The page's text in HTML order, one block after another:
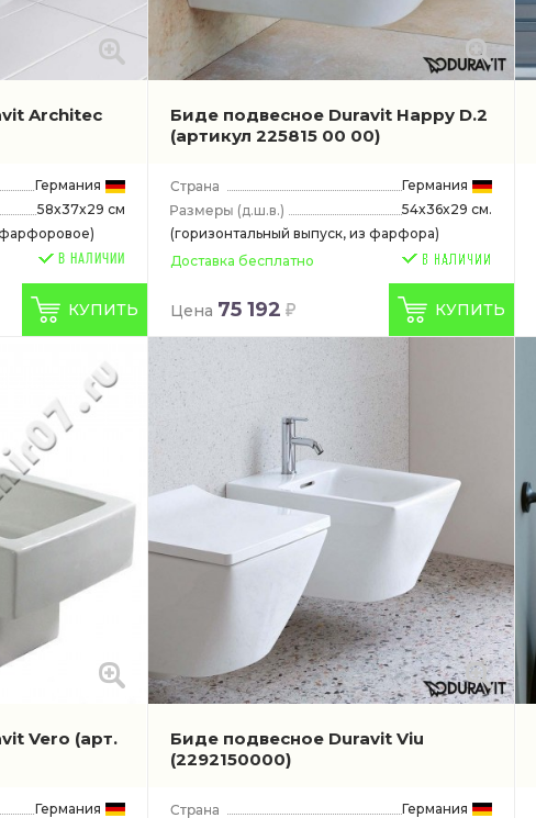
Architec
Германия
58x37x29 см
В НАЛИЧИИ
КУПИТЬ
Биде подвесное Duravit Happy D.2
(артикул 225815 00 00)
Германия
(д.ш.в.)
54x36x29 см.
(горизонтальный выпуск, из фарфора)
Доставка бесплатно
Цена 75 192 КУПИТЬ
Vero (арт.
Германия
Биде подвесное Duravit Viu
(2292150000)
Германия